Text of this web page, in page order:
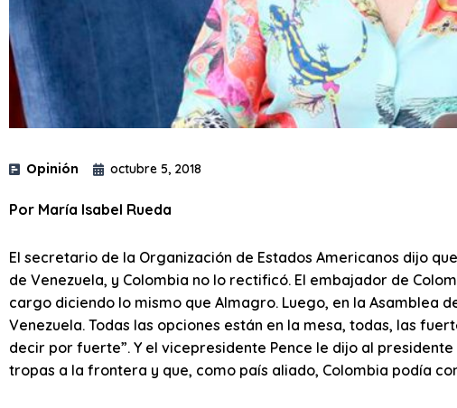
Opinión octubre 5, 2018
Por María Isabel Rueda
El secretario de la Organización de Estados Americanos dijo
de Venezuela, y Colombia no lo rectificó. El embajador de
cargo diciendo lo mismo que Almagro. Luego, en la Asamblea
Venezuela. Todas las opciones están en la mesa, todas, las
decir por fuerte”. Y el vicepresidente Pence le dijo al
tropas a la frontera y que, como país aliado, Colombia podía